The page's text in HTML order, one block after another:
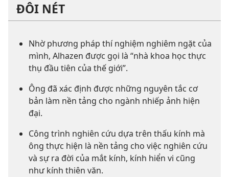
ĐÔI NÉT
Nhờ phương pháp thí nghiệm nghiêm ngặt của
mình, Alhazen được gọi là “nhà khoa học thực
thụ đầu tiên của thế giới”.
Ông đã xác định được những nguyên tắc cơ
bản làm nền tảng cho ngành nhiếp ảnh hiện
đại.
Công trình nghiên cứu dựa trên thấu kính mà
ông thực hiện là nền tảng cho việc nghiên cứu
và sự ra đời của mắt kính, kính hiển vi cũng
như kính thiên văn.